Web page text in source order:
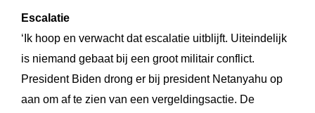
Escalatie
‘Ik hoop en verwacht dat escalatie uitblijft. Uiteindelijk
is niemand gebaat bij een groot militair conflict.
President Biden drong er bij president Netanyahu op
aan om af te zien van een vergeldingsactie. De